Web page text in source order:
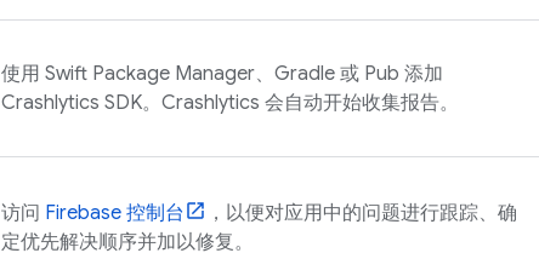
使用 Swift Package Manager、Gradle 或 Pub 添加
Crashlytics SDK。 Crashlytics 会自动开始收集报告。
访问 Firebase 控制台
，以便对应用中的问题进行跟踪、确
定优先解决顺序并加以修复。